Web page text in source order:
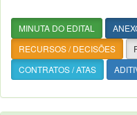
MINUTA DO EDITAL
RECURSOS / DECISÕES
CONTRATOS / ATAS